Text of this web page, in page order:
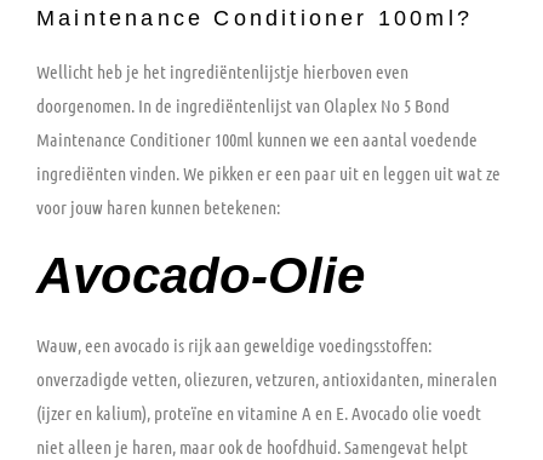
Maintenance Conditioner 100ml?
Wellicht heb je het ingrediëntenlijstje hierboven even
doorgenomen. In de ingrediëntenlijst van Olaplex No 5 Bond
Maintenance Conditioner 100ml kunnen we een aantal voedende
ingrediënten vinden. We pikken er een paar uit en leggen uit wat ze
voor jouw haren kunnen betekenen:
Avocado-Olie
Wauw, een avocado is rijk aan geweldige voedingsstoffen:
onverzadigde vetten, oliezuren, vetzuren, antioxidanten, mineralen
(ijzer en kalium), proteïne en vitamine A en E. Avocado olie voedt
niet alleen je haren, maar ook de hoofdhuid. Samengevat helpt